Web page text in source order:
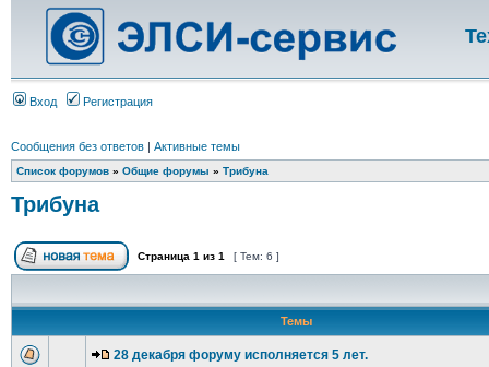
Вход Регистрация
Сообщения без ответов | Активные темы
Список форумов » Общие форумы » Трибуна
Трибуна
Страница 1 из 1 [ Тем: 6 ]
Темы
28 декабря форуму исполняется 5 лет.